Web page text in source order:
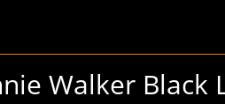
Walker Black